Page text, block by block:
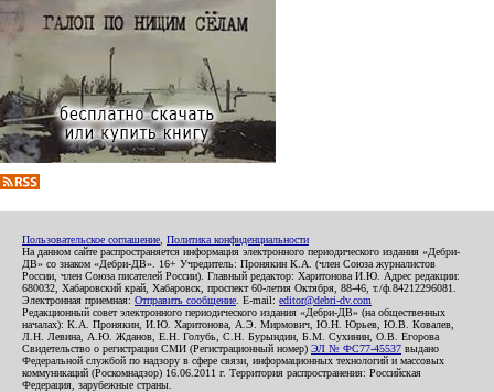
Пользовательское соглашение Политика конфиденциальности
На данном сайте распространяется информация электронного периодического издания «Дебри-
ДВ» со знаком «Дебри-ДВ». 16+ Учредитель: Пронякин К.А. (член Союза журналистов
России, член Союза писателей России). Главный редактор: Харитонова И.Ю. Адрес редакции:
680032, Хабаровский край, Хабаровск, проспект 60-летия Октября, 88-46, т./ф.84212296081.
Электронная приемная: Отправить сообщение . E-mail: editor@debri-dv.com
Редакционный совет электронного периодического издания «Дебри-ДВ» (на общественных
началах): К.А. Пронякин, И.Ю. Харитонова, А.Э. Мирмович, Ю.Н. Юрьев, Ю.В. Ковалев,
Л.Н. Левина, А.Ю. Жданов, Е.Н. Голубь, С.Н. Бурындин, Б.М. Сухинин, О.В. Егорова
Свидетельство о регистрации СМИ (Регистрационный номер) ЭЛ № ФС77-45537 выдано
Федеральной службой по надзору в сфере связи, информационных технологий и массовых
коммуникаций (Роскомнадзор) 16.06.2011 г. Территория распространения: Российская
Федерация, зарубежные страны.